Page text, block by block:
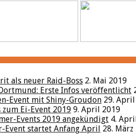
als neuer Raid-Boss 2. Mai 2019
Dortmund: Erste Infos veröffentlicht
Event mit Shiny-Groudon 29.
zum Ei-Event 2019 9. April 2019
Events 2019 angekündigt 4.
Event startet Anfang April 28. März